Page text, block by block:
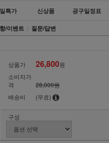
특가 신상품
공구일정표
/이벤트 | 질문/답변
상품가 26,800원
소비자가
격
28,000원
배송비
(무료)
구성